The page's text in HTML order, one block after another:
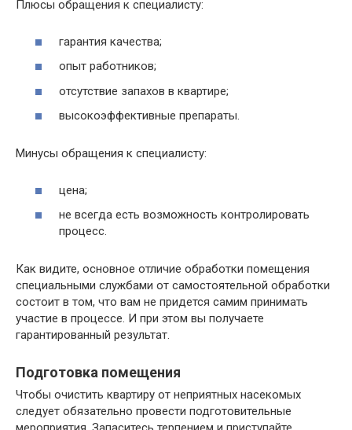
Плюсы обращения к специалисту:
гарантия качества;
опыт работников;
отсутствие запахов в квартире;
высокоэффективные препараты.
Минусы обращения к специалисту:
цена;
не всегда есть возможность контролировать
процесс.
Как видите, основное отличие обработки помещения
специальными службами от самостоятельной обработки
состоит в том, что вам не придется самим принимать
участие в процессе. И при этом вы получаете
гарантированный результат.
Подготовка помещения
Чтобы очистить квартиру от неприятных насекомых
следует обязательно провести подготовительные